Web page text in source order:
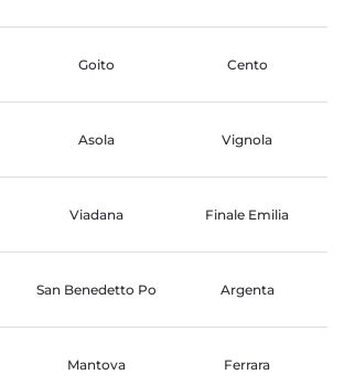
Goito Cento
Asola Vignola
Viadana Finale Emilia
San Benedetto Po Argenta
Mantova Ferrara